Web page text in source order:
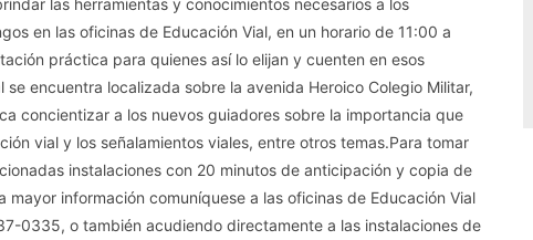
las herramientas y conocimientos necesarios a los
en las oficinas de Educación Vial, en un horario de 11:00 a
práctica para quienes así lo elijan y cuenten en esos
encuentra localizada sobre la avenida Heroico Colegio Militar,
concientizar a los nuevos guiadores sobre la importancia que
vial y los señalamientos viales, entre otros temas.Para tomar
instalaciones con 20 minutos de anticipación y copia de
información comuníquese a las oficinas de Educación Vial
0335, o también acudiendo directamente a las instalaciones de